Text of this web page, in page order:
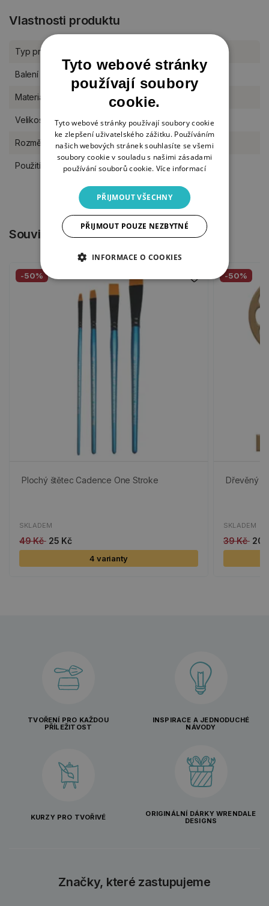
Vlastnosti produktu
Typ produktu
Balení
Materiál dřevo
Velikost M (11-17 cm)
Rozměr 13 x 20 cm
Použití samostojící
Související produkty
-50%
Plochý štětec Cadence One Stroke
SKLADEM
49 Kč 25 Kč
4 varianty
-50%
Dřevěný
SKLADEM
39 Kč 20
TVOŘENÍ PRO KAŽDOU
PŘÍLEŽITOST
INSPIRACE A JEDNODUCHÉ
NÁVODY
KURZY PRO TVOŘIVÉ
ORIGINÁLNÍ DÁRKY WRENDALE
DESIGNS
Značky, které zastupujeme
Tyto webové stránky
používají soubory
cookie.
Tyto webové stránky používají soubory cookie
ke zlepšení uživatelského zážitku. Používáním
našich webových stránek souhlasíte se všemi
soubory cookie v souladu s našimi zásadami
používání souborů cookie. Více informací
PŘIJMOUT VŠECHNY
PŘIJMOUT POUZE NEZBYTNÉ
INFORMACE O COOKIES